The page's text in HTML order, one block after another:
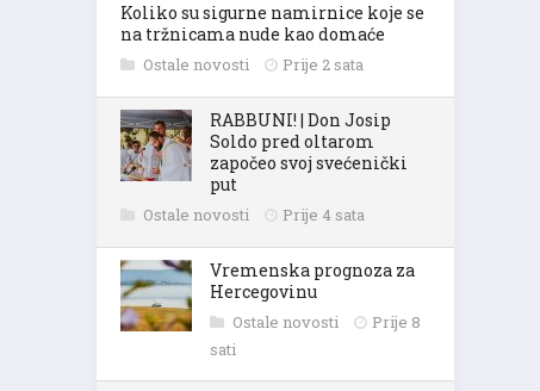
Koliko su sigurne namirnice koje se
na tržnicama nude kao domaće
Ostale novosti Prije 2 sata
RABBUNI! | Don Josip
Soldo pred oltarom
započeo svoj svećenički
put
Ostale novosti Prije 4 sata
Vremenska prognoza za
Hercegovinu
Ostale novosti
Prije 8
sati